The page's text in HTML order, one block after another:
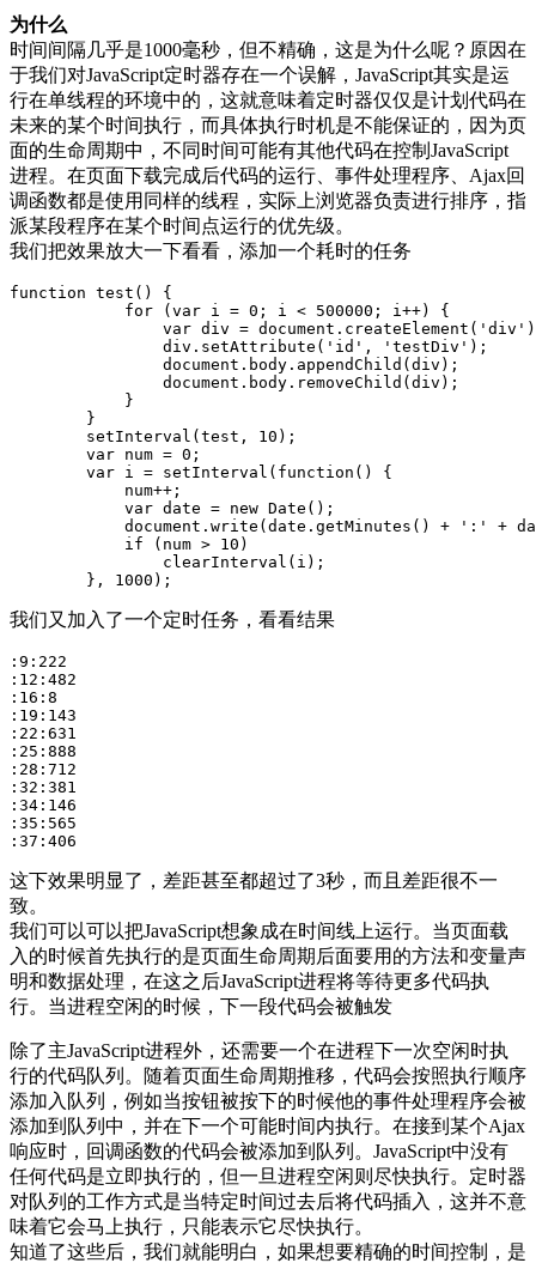
为什么
时间间隔几乎是1000毫秒，但不精确，这是为什么呢？原因在
于我们对JavaScript定时器存在一个误解，JavaScript其实是运
行在单线程的环境中的，这就意味着定时器仅仅是计划代码在
未来的某个时间执行，而具体执行时机是不能保证的，因为页
面的生命周期中，不同时间可能有其他代码在控制JavaScript
进程。在页面下载完成后代码的运行、事件处理程序、Ajax回
调函数都是使用同样的线程，实际上浏览器负责进行排序，指
派某段程序在某个时间点运行的优先级。
我们把效果放大一下看看，添加一个耗时的任务
function test() {
            for (var i = 0; i < 500000; i++) {
var div =
                div.setAttribute('id', 'testDiv');
                document.body.appendChild(div);
                document.body.removeChild(div);
            }
        }
        setInterval(test, 10);
        var num = 0;
        var i = setInterval(function() {
            num++;
            var date = new Date();
document.write(date.getMinutes() + ':' +
            if (num > 10)
                clearInterval(i);
        }, 1000);
我们又加入了一个定时任务，看看结果
:9:222
:12:482
:16:8
:19:143
:22:631
:25:888
:28:712
:32:381
:34:146
:35:565
:37:406
这下效果明显了，差距甚至都超过了3秒，而且差距很不一
致。
我们可以可以把JavaScript想象成在时间线上运行。当页面载
入的时候首先执行的是页面生命周期后面要用的方法和变量声
明和数据处理，在这之后JavaScript进程将等待更多代码执
行。当进程空闲的时候，下一段代码会被触发
除了主JavaScript进程外，还需要一个在进程下一次空闲时执
行的代码队列。随着页面生命周期推移，代码会按照执行顺序
添加入队列，例如当按钮被按下的时候他的事件处理程序会被
添加到队列中，并在下一个可能时间内执行。在接到某个Ajax
响应时，回调函数的代码会被添加到队列。JavaScript中没有
任何代码是立即执行的，但一旦进程空闲则尽快执行。定时器
对队列的工作方式是当特定时间过去后将代码插入，这并不意
味着它会马上执行，只能表示它尽快执行。
知道了这些后，我们就能明白，如果想要精确的时间控制，是